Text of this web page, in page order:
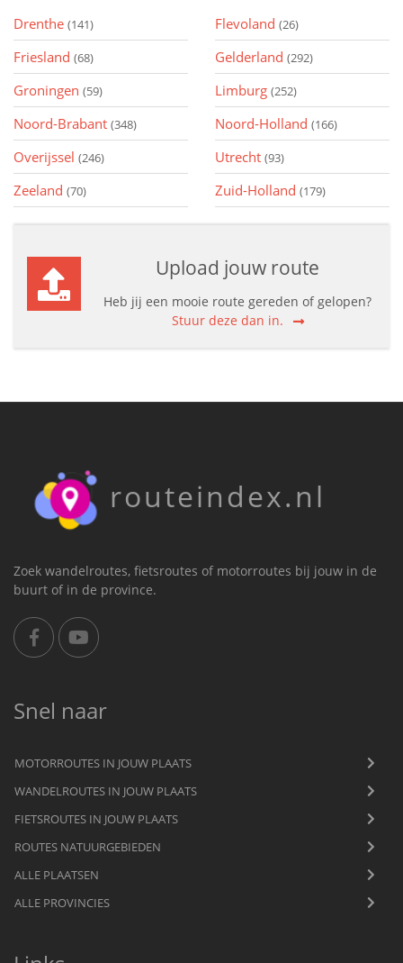
Drenthe (141) Flevoland (26)
Friesland (68) Gelderland (292)
Groningen (59) Limburg (252)
Noord-Brabant (348) Noord-Holland (166)
Overijssel (246) Utrecht (93)
Zeeland (70) Zuid-Holland (179)
Upload jouw route
Heb jij een mooie route gereden of gelopen?
Stuur deze dan in.
routeindex.nl
Zoek wandelroutes, fietsroutes of motorroutes bij jouw in de
buurt of in de province.
Snel naar
MOTORROUTES IN JOUW PLAATS
WANDELROUTES IN JOUW PLAATS
FIETSROUTES IN JOUW PLAATS
ROUTES NATUURGEBIEDEN
ALLE PLAATSEN
ALLE PROVINCIES